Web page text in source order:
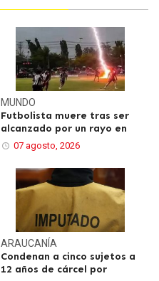
MUNDO
Futbolista muere tras ser
alcanzado por un rayo en
07 agosto, 2026
ARAUCANÍA
Condenan a cinco sujetos a
12 años de cárcel por